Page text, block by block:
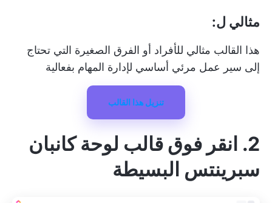
مثالي ل:
هذا القالب مثالي للأفراد أو الفرق الصغيرة التي تحتاج
إلى سير عمل مرئي أساسي لإدارة المهام بفعالية
تنزيل هذا القالب
2. انقر فوق قالب لوحة كانبان
سبرينتس البسيطة